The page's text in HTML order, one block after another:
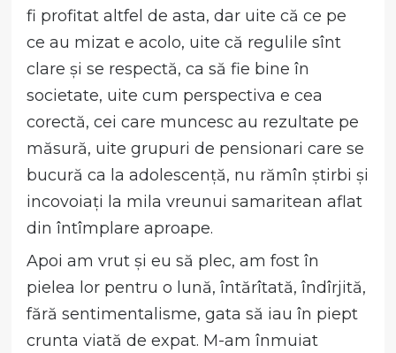
fi profitat altfel de asta, dar uite că ce pe
ce au mizat e acolo, uite că regulile sînt
clare și se respectă, ca să fie bine în
societate, uite cum perspectiva e cea
corectă, cei care muncesc au rezultate pe
măsură, uite grupuri de pensionari care se
bucură ca la adolescență, nu rămîn știrbi și
incovoiați la mila vreunui samaritean aflat
din întîmplare aproape.
Apoi am vrut și eu să plec, am fost în
pielea lor pentru o lună, întărîtată, îndîrjită,
fără sentimentalisme, gata să iau în piept
crunta viată de expat. M-am înmuiat